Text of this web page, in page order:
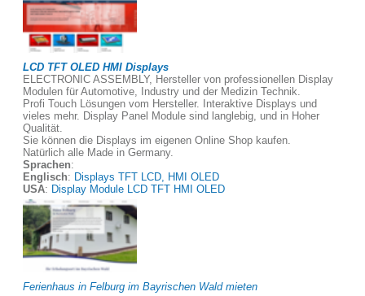
LCD TFT OLED HMI Displays
ELECTRONIC ASSEMBLY, Hersteller von professionellen Display
Modulen für Automotive, Industry und der Medizin Technik.
Profi Touch Lösungen vom Hersteller. Interaktive Displays und
vieles mehr. Display Panel Module sind langlebig, und in Hoher
Qualität.
Sie können die Displays im eigenen Online Shop kaufen.
Natürlich alle Made in Germany.
Sprachen:
Englisch: Displays TFT LCD, HMI OLED
USA: Display Module LCD TFT HMI OLED
Ferienhaus in Felburg im Bayrischen Wald mieten